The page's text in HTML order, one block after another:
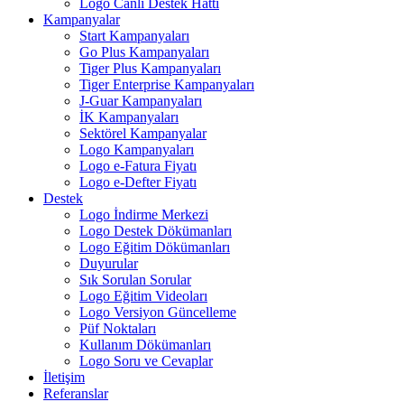
Logo Canlı Destek Hattı
Kampanyalar
Start Kampanyaları
Go Plus Kampanyaları
Tiger Plus Kampanyaları
Tiger Enterprise Kampanyaları
J-Guar Kampanyaları
İK Kampanyaları
Sektörel Kampanyalar
Logo Kampanyaları
Logo e-Fatura Fiyatı
Logo e-Defter Fiyatı
Destek
Logo İndirme Merkezi
Logo Destek Dökümanları
Logo Eğitim Dökümanları
Duyurular
Sık Sorulan Sorular
Logo Eğitim Videoları
Logo Versiyon Güncelleme
Püf Noktaları
Kullanım Dökümanları
Logo Soru ve Cevaplar
İletişim
Referanslar